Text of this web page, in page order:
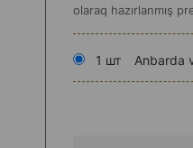
olaraq hazırlanmış
1 шт Anbarda